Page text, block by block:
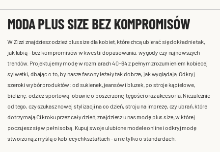
MODA PLUS SIZE BEZ KOMPROMISÓW
W Zizzi znajdziesz odzież plus size dla kobiet, które chcą ubierać się dokładnie tak,
jak lubią – bez kompromisów w kwestii dopasowania, wygody czy najnowszych
trendów. Projektujemy modę w rozmiarach 40-64 z pełnym zrozumieniem kobiecej
sylwetki, dbając o to, by nasze fasony leżały tak dobrze, jak wyglądają. Odkryj
szeroki wybór produktów: od sukienek, jeansów i bluzek, po stroje kąpielowe,
bieliznę, odzież sportową, obuwie o poszerzonej tęgości oraz akcesoria. Niezależnie
od tego, czy szukasz nowej stylizacji na co dzień, stroju na imprezę, czy ubrań, które
dotrzymają Ci kroku przez cały dzień, znajdziesz u nas modę plus size, w której
poczujesz się w pełni sobą. Kupuj swoje ulubione modele online i odkryj modę
stworzoną z myślą o kobiecych kształtach – a nie tylko o standardach.